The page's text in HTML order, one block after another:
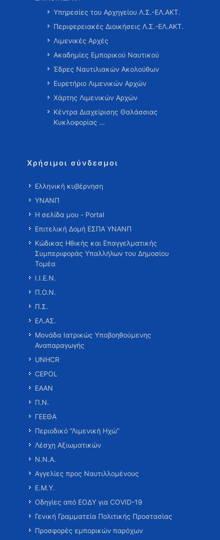
Υπηρεσίες του Αρχηγείου Λ.Σ.-ΕΛ.ΑΚΤ.
Περιφερειακές Διοικήσεις Λ.Σ.-ΕΛ.ΑΚΤ.
Λιμενικές Αρχές
Ακαδημίες Εμπορικού Ναυτικού
Έδρες Ναυτιλιακών Ακολούθων
Ευρετήριο Λιμενικών Αρχών
Χάρτης Λιμενικών Αρχών
Κέντρα Διαχείρισης Θαλάσσιας
Κυκλοφορίας …
Χρήσιμοι σύνδεσμοι
Ελληνική κυβέρνηση
ΥΝΑΝΠ
Η σελίδα μου - Portal
Επιτελική Δομή ΕΣΠΑ ΥΝΑΝΠ
Κώδικας Ηθικής και Επαγγελματικής
Συμπεριφοράς Υπαλλήλων του Δημοσίου
Τομέα
Ι.Ι.Ε.Ν.
Π.Ο.Ν.
Π.Σ.
ΕΛ.ΑΣ.
Μονάδα Ιατρικώς Υποβοηθούμενης
Αναπαραγωγής
UNHCR
CEPOL
ΕΑΑΝ
Π.Ν.
ΓΕΕΘΑ
Περιοδικό “Λιμενική Ηχώ”
Λέσχη Αξιωματικών
Ν.Ν.Α.
Αγγελίες προς Ναυτιλλομένους
Ε.Μ.Υ.
Οδηγίες από ΕΟΔΥ για COVID-19
Γενική Γραμματεία Πολιτικής Προστασίας
Προσφορές εμπορικών παρόχων